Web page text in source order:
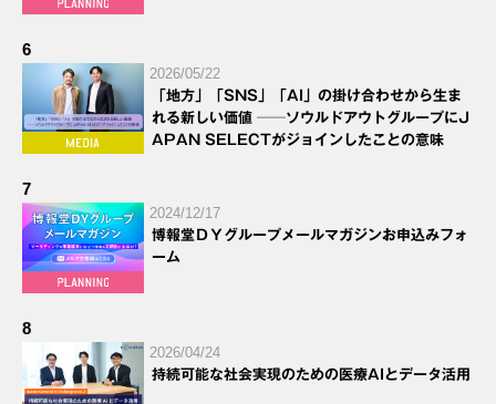
6
2026/05/22
「地方」「SNS」「AI」の掛け合わせから生ま
れる新しい価値 ──ソウルドアウトグループにJ
APAN SELECTがジョインしたことの意味
7
2024/12/17
博報堂ＤＹグループメールマガジンお申込みフォ
ーム
8
2026/04/24
持続可能な社会実現のための医療AIとデータ活用